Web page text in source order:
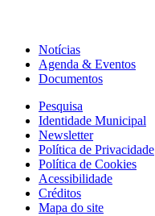
Notícias
Agenda & Eventos
Documentos
Pesquisa
Identidade Municipal
Newsletter
Política de Privacidade
Política de Cookies
Acessibilidade
Créditos
Mapa do site